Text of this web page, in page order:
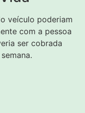
veículo poderiam
com a pessoa
ser cobrada